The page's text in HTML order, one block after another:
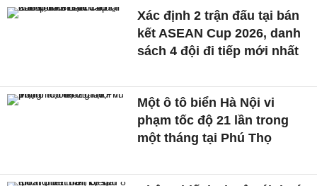
Xác định 2 trận đấu tại bán
kết ASEAN Cup 2026, danh
sách 4 đội đi tiếp mới nhất
Một ô tô biển Hà Nội vi
phạm tốc độ 21 lần trong
một tháng tại Phú Thọ